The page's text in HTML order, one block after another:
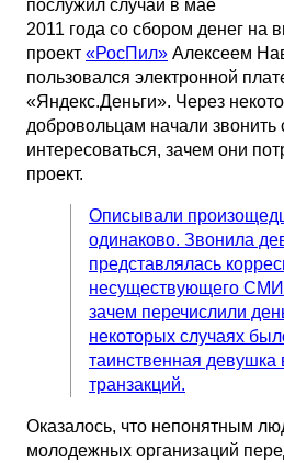
послужил случай в мае
2011 года со сбором денег на
проект «РосПил» Алексеем
пользовался электронной
«Яндекс.Деньги». Через
добровольцам начали
интересоваться, зачем они
проект.
Описывали
одинаково. Звонила
представлялась
несуществующего
зачем перечислили
некоторых случаях
таинственная девушка
транзакций.
Оказалось, что непонятным
молодежных организаций